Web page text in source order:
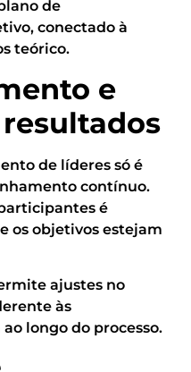
de
conectado à
teórico.
e
de líderes só é
contínuo.
é
os objetivos estejam
ajustes no
às
longo do processo.